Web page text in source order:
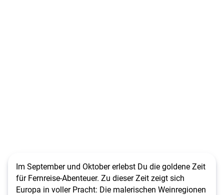
Im September und Oktober erlebst Du die goldene Zeit
für Fernreise-Abenteuer. Zu dieser Zeit zeigt sich
Europa in voller Pracht: Die malerischen Weinregionen